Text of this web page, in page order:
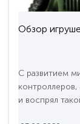
Обзор
С развитием
и воспрял